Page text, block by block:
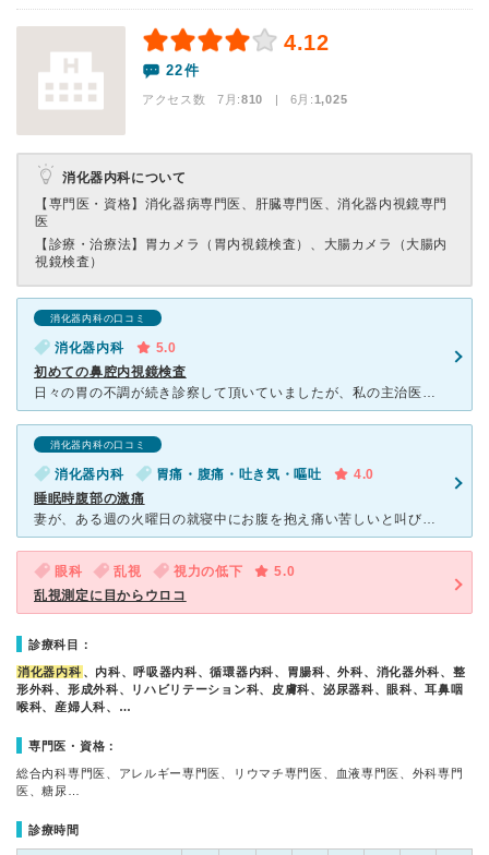
4.12
22件
アクセス数 7月:810 | 6月:1,025
消化器内科について
【専門医・資格】 消化器病専門医、肝臓専門医、消化器内視鏡専門
医
【診療・治療法】 胃カメラ（胃内視鏡検査）、大腸カメラ（大腸内
視鏡検査）
消化器内科の口コミ
消化器内科
5.0
初めての鼻腔内視鏡検査
日々の胃の不調が続き診察して頂いていましたが、私の主治医が1年の産休で、代診の医師からは投薬も無く、挙句「気のせいやろ」と言われる始末で、この医師には何を訴えても無駄と市販胃薬でしのぎ我慢してきました
消化器内科の口コミ
消化器内科 胃痛・腹痛・吐き気・嘔吐
4.0
睡眠時腹部の激痛
妻が、ある週の火曜日の就寝中にお腹を抱え痛い苦しいと叫びだしたので、救急要請しようとしたら『朝まで様子を見るから救急は止めて』と言うので静観しました。朝には落ち着いたが、私の脳裏を過ったのは、彼女の直
眼科 乱視 視力の低下
5.0
乱視測定に目からウロコ
診療科目：
消化器内科 、内科、呼吸器内科、循環器内科、胃腸科、外科、消化器外科、整
形外科、形成外科、リハビリテーション科、皮膚科、泌尿器科、眼科、耳鼻咽
喉科、産婦人科、…
専門医・資格：
総合内科専門医、アレルギー専門医、リウマチ専門医、血液専門医、外科専門
医、糖尿…
診療時間